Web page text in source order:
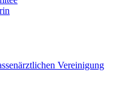
Vereinigung